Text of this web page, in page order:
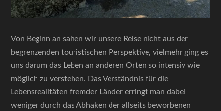
Von Beginn an sahen wir unsere Reise nicht aus der
begrenzenden touristischen Perspektive, vielmehr ging es
uns darum das Leben an anderen Orten so intensiv wie
möglich zu verstehen. Das Verständnis für die
Lebensrealitäten fremder Länder erringt man dabei
weniger durch das Abhaken der allseits beworbenen